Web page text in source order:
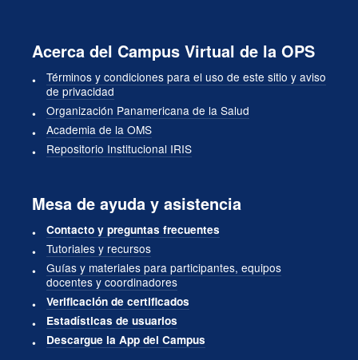
Acerca del Campus Virtual de la OPS
Términos y condiciones para el uso de este sitio y aviso
de privacidad
Organización Panamericana de la Salud
Academia de la OMS
Repositorio Institucional IRIS
Mesa de ayuda y asistencia
Contacto y preguntas frecuentes
Tutoriales y recursos
Guías y materiales para participantes, equipos
docentes y coordinadores
Verificación de certificados
Estadísticas de usuarios
Descargue la App del Campus